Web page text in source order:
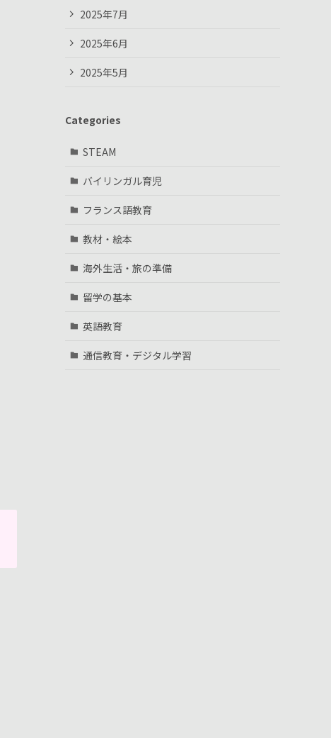
2025年7月
2025年6月
2025年5月
Categories
STEAM
バイリンガル育児
フランス語教育
教材・絵本
海外生活・旅の準備
留学の基本
英語教育
通信教育・デジタル学習